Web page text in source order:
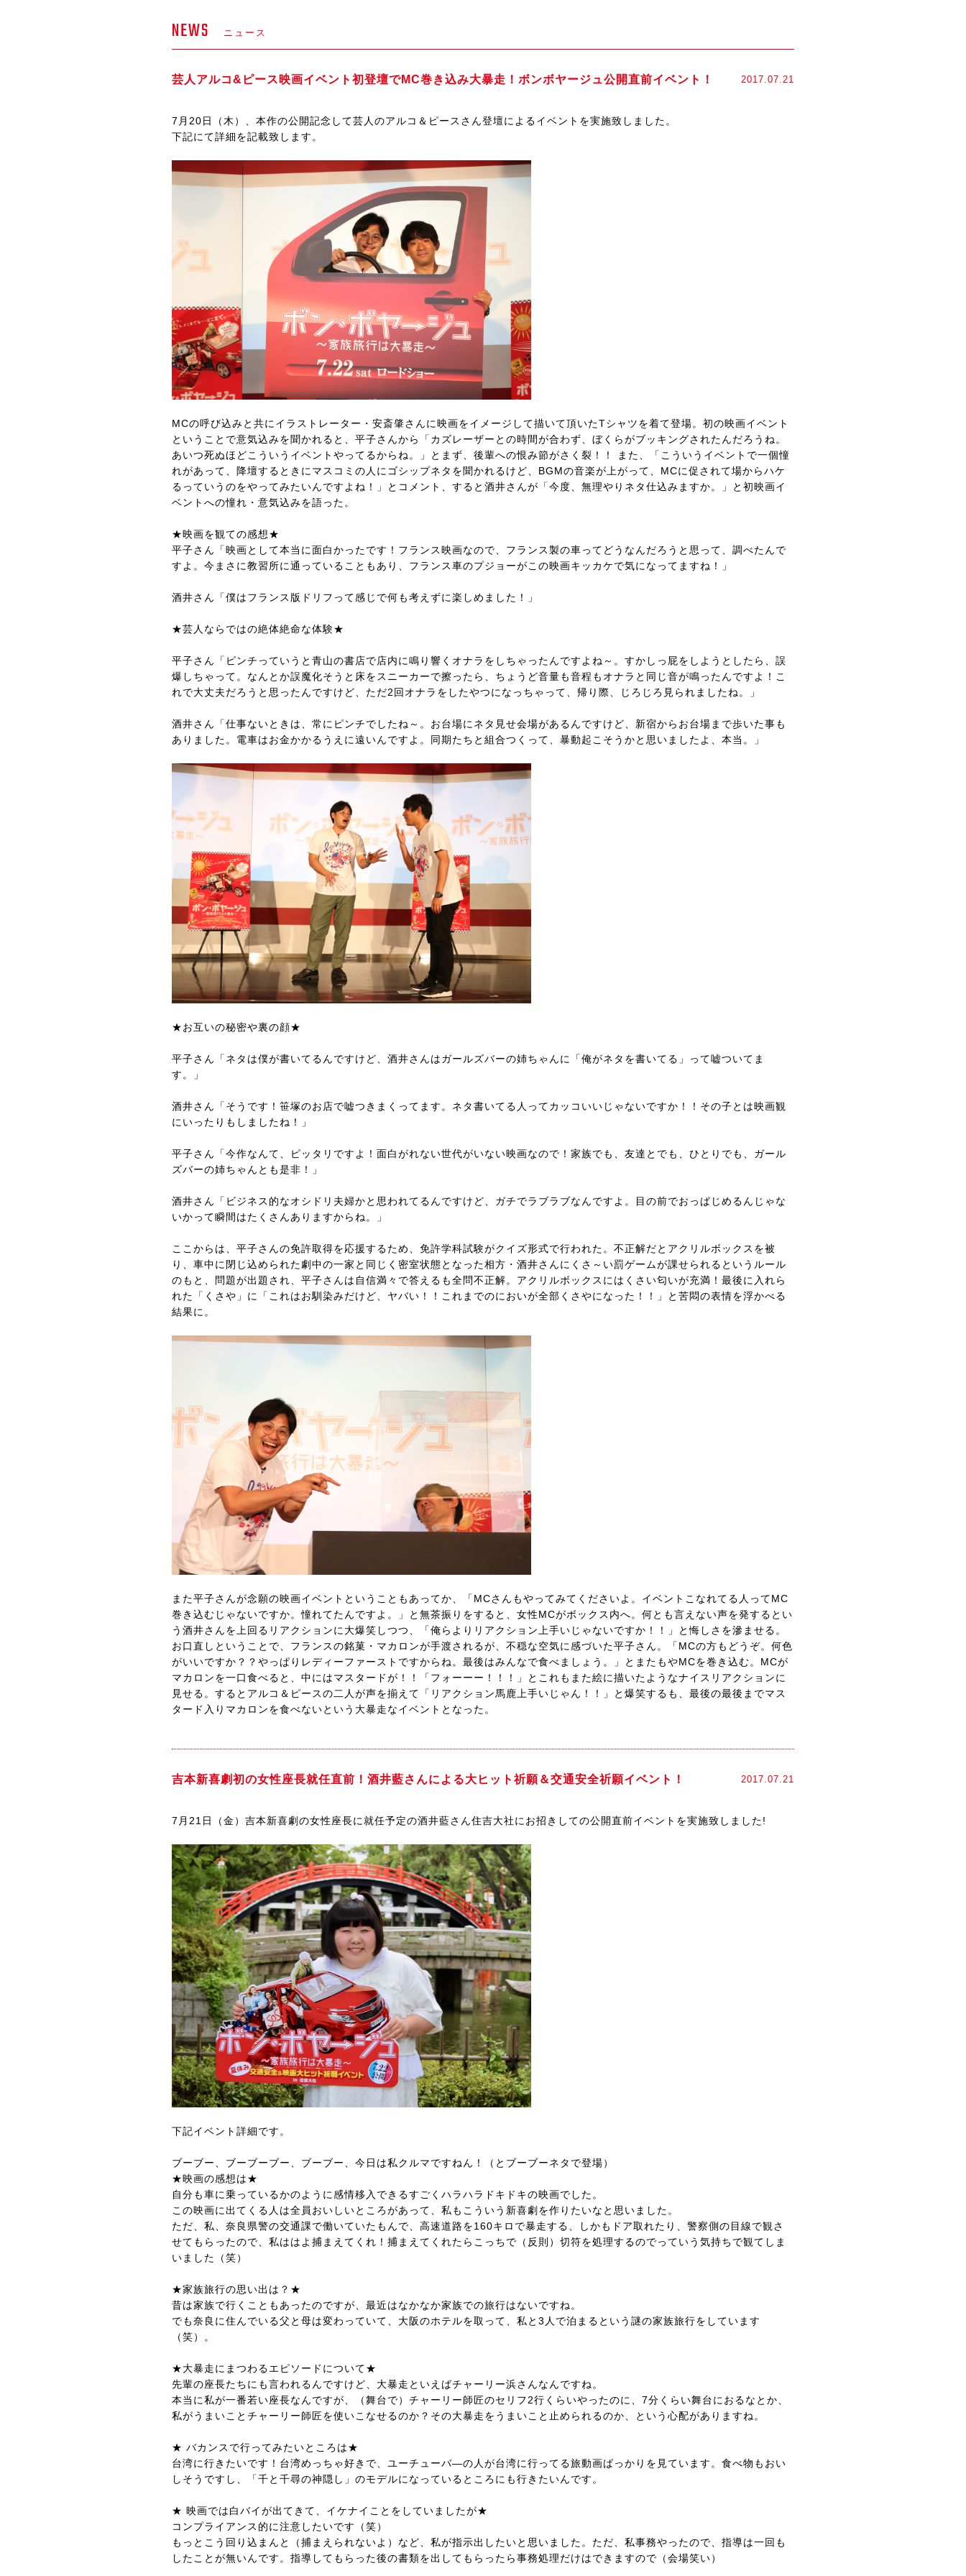
NEWS ニュース
2017.07.21
芸人アルコ&ピース映画イベント初登壇でMC巻き込み大暴走！ボンボヤージュ公開直前イベント！
7月20日（木）、本作の公開記念して芸人のアルコ＆ピースさん登壇によるイベントを実施致しました。
下記にて詳細を記載致します。
MCの呼び込みと共にイラストレーター・安斎肇さんに映画をイメージして描いて頂いたTシャツを着て登場。初の映画イベント
ということで意気込みを聞かれると、平子さんから「カズレーザーとの時間が合わず、ぼくらがブッキングされたんだろうね。
あいつ死ぬほどこういうイベントやってるからね。」とまず、後輩への恨み節がさく裂！！ また、「こういうイベントで一個憧
れがあって、降壇するときにマスコミの人にゴシップネタを聞かれるけど、BGMの音楽が上がって、MCに促されて場からハケ
るっていうのをやってみたいんですよね！」とコメント、すると酒井さんが「今度、無理やりネタ仕込みますか。」と初映画イ
ベントへの憧れ・意気込みを語った。
★映画を観ての感想★
平子さん「映画として本当に面白かったです！フランス映画なので、フランス製の車ってどうなんだろうと思って、調べたんで
すよ。今まさに教習所に通っていることもあり、フランス車のプジョーがこの映画キッカケで気になってますね！」
酒井さん「僕はフランス版ドリフって感じで何も考えずに楽しめました！」
★芸人ならではの絶体絶命な体験★
平子さん「ピンチっていうと青山の書店で店内に鳴り響くオナラをしちゃったんですよね～。すかしっ屁をしようとしたら、誤
爆しちゃって。なんとか誤魔化そうと床をスニーカーで擦ったら、ちょうど音量も音程もオナラと同じ音が鳴ったんですよ！こ
れで大丈夫だろうと思ったんですけど、ただ2回オナラをしたやつになっちゃって、帰り際、じろじろ見られましたね。」
酒井さん「仕事ないときは、常にピンチでしたね～。お台場にネタ見せ会場があるんですけど、新宿からお台場まで歩いた事も
ありました。電車はお金かかるうえに遠いんですよ。同期たちと組合つくって、暴動起こそうかと思いましたよ、本当。」
★お互いの秘密や裏の顔★
平子さん「ネタは僕が書いてるんですけど、酒井さんはガールズバーの姉ちゃんに「俺がネタを書いてる」って嘘ついてま
す。」
酒井さん「そうです！笹塚のお店で嘘つきまくってます。ネタ書いてる人ってカッコいいじゃないですか！！その子とは映画観
にいったりもしましたね！」
平子さん「今作なんて、ピッタリですよ！面白がれない世代がいない映画なので！家族でも、友達とでも、ひとりでも、ガール
ズバーの姉ちゃんとも是非！」
酒井さん「ビジネス的なオシドリ夫婦かと思われてるんですけど、ガチでラブラブなんですよ。目の前でおっぱじめるんじゃな
いかって瞬間はたくさんありますからね。」
ここからは、平子さんの免許取得を応援するため、免許学科試験がクイズ形式で行われた。不正解だとアクリルボックスを被
り、車中に閉じ込められた劇中の一家と同じく密室状態となった相方・酒井さんにくさ～い罰ゲームが課せられるというルール
のもと、問題が出題され、平子さんは自信満々で答えるも全問不正解。アクリルボックスにはくさい匂いが充満！最後に入れら
れた「くさや」に「これはお馴染みだけど、ヤバい！！これまでのにおいが全部くさやになった！！」と苦悶の表情を浮かべる
結果に。
また平子さんが念願の映画イベントということもあってか、「MCさんもやってみてくださいよ。イベントこなれてる人ってMC
巻き込むじゃないですか。憧れてたんですよ。」と無茶振りをすると、女性MCがボックス内へ。何とも言えない声を発するとい
う酒井さんを上回るリアクションに大爆笑しつつ、「俺らよりリアクション上手いじゃないですか！！」と悔しさを滲ませる。
お口直しということで、フランスの銘菓・マカロンが手渡されるが、不穏な空気に感づいた平子さん。「MCの方もどうぞ。何色
がいいですか？？やっぱりレディーファーストですからね。最後はみんなで食べましょう。」とまたもやMCを巻き込む。MCが
マカロンを一口食べると、中にはマスタードが！！「フォーーー！！！」とこれもまた絵に描いたようなナイスリアクションに
見せる。するとアルコ＆ピースの二人が声を揃えて「リアクション馬鹿上手いじゃん！！」と爆笑するも、最後の最後までマス
タード入りマカロンを食べないという大暴走なイベントとなった。
2017.07.21
吉本新喜劇初の女性座長就任直前！酒井藍さんによる大ヒット祈願＆交通安全祈願イベント！
7月21日（金）吉本新喜劇の女性座長に就任予定の酒井藍さん住吉大社にお招きしての公開直前イベントを実施致しました!
下記イベント詳細です。
ブーブー、ブーブーブー、ブーブー、今日は私クルマですねん！（とブーブーネタで登場）
★映画の感想は★
自分も車に乗っているかのように感情移入できるすごくハラハラドキドキの映画でした。
この映画に出てくる人は全員おいしいところがあって、私もこういう新喜劇を作りたいなと思いました。
ただ、私、奈良県警の交通課で働いていたもんで、高速道路を160キロで暴走する、しかもドア取れたり、警察側の目線で観さ
せてもらったので、私ははよ捕まえてくれ！捕まえてくれたらこっちで（反則）切符を処理するのでっていう気持ちで観てしま
いました（笑）
★家族旅行の思い出は？★
昔は家族で行くこともあったのですが、最近はなかなか家族での旅行はないですね。
でも奈良に住んでいる父と母は変わっていて、大阪のホテルを取って、私と3人で泊まるという謎の家族旅行をしています
（笑）。
★大暴走にまつわるエピソードについて★
先輩の座長たちにも言われるんですけど、大暴走といえばチャーリー浜さんなんですね。
本当に私が一番若い座長なんですが、（舞台で）チャーリー師匠のセリフ2行くらいやったのに、7分くらい舞台におるなとか、
私がうまいことチャーリー師匠を使いこなせるのか？その大暴走をうまいこと止められるのか、という心配がありますね。
★ バカンスで行ってみたいところは★
台湾に行きたいです！台湾めっちゃ好きで、ユーチューバ―の人が台湾に行ってる旅動画ばっかりを見ています。食べ物もおい
しそうですし、「千と千尋の神隠し」のモデルになっているところにも行きたいんです。
★ 映画では白バイが出てきて、イケナイことをしていましたが★
コンプライアンス的に注意したいです（笑）
もっとこう回り込まんと（捕まえられないよ）など、私が指示出したいと思いました。ただ、私事務やったので、指導は一回も
したことが無いんです。指導してもらった後の書類を出してもらったら事務処理だけはできますので（会場笑い）